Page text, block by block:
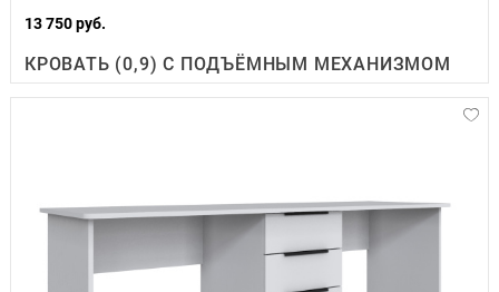
13 750 руб.
КРОВАТЬ (0,9) С ПОДЪЁМНЫМ МЕХАНИЗМОМ